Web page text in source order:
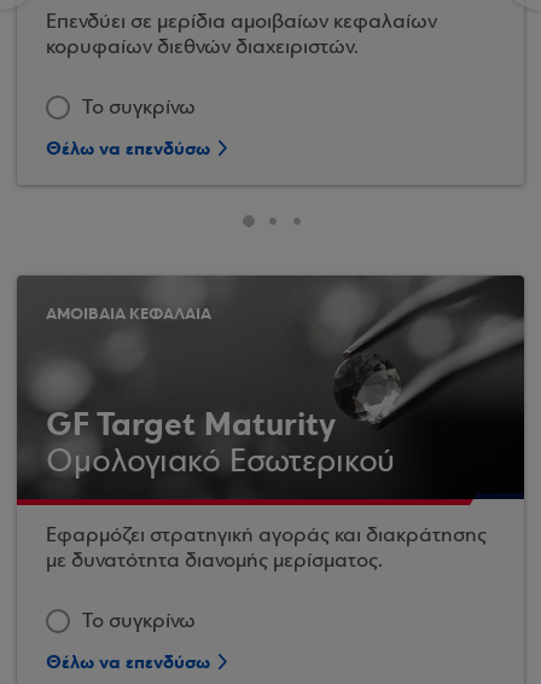
Το συγκρίνω
Επενδύει σε μερίδια αμοιβαίων κεφαλαίων
κορυφαίων διεθνών διαχειριστών.
Θέλω να επενδύσω
ΑΜΟΙΒΑΙΑ ΚΕΦΑΛΑΙΑ
Το συγκρίνω
GF Target Maturity
Ομολογιακό Εσωτερικού
Εφαρμόζει στρατηγική αγοράς και διακράτησης
με δυνατότητα διανομής μερίσματος.
Θέλω να επενδύσω